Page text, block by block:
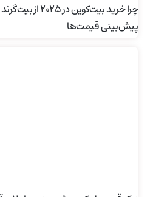
چرا خرید
پیش‌بینی قیمت‌ها